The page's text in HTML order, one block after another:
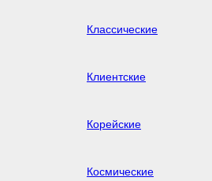
Классические
Клиентские
Корейские
Космические